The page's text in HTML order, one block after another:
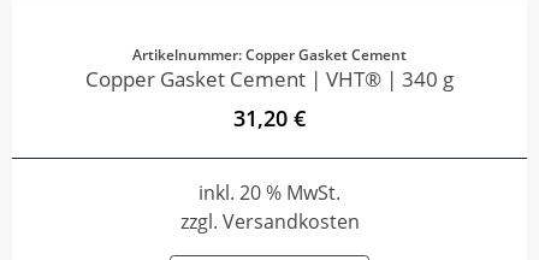
Artikelnummer: Copper Gasket Cement
Copper Gasket Cement | VHT® | 340 g
31,20 €
inkl. 20 % MwSt.
zzgl. Versandkosten